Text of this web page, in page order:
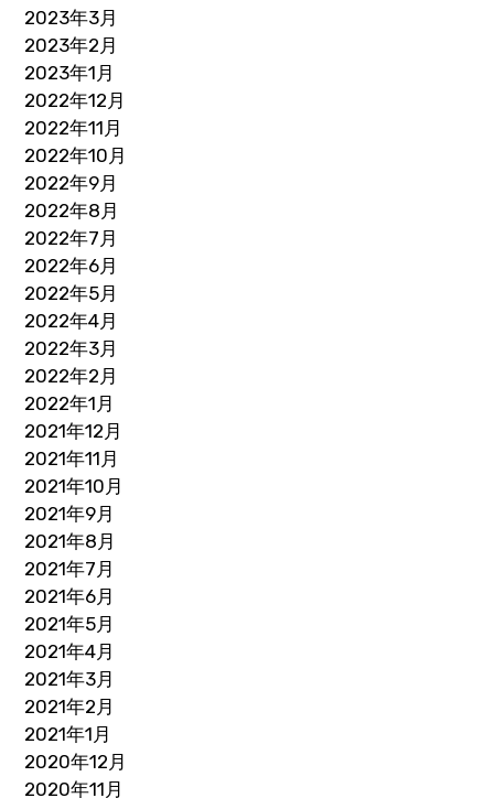
2023年3月
2023年2月
2023年1月
2022年12月
2022年11月
2022年10月
2022年9月
2022年8月
2022年7月
2022年6月
2022年5月
2022年4月
2022年3月
2022年2月
2022年1月
2021年12月
2021年11月
2021年10月
2021年9月
2021年8月
2021年7月
2021年6月
2021年5月
2021年4月
2021年3月
2021年2月
2021年1月
2020年12月
2020年11月